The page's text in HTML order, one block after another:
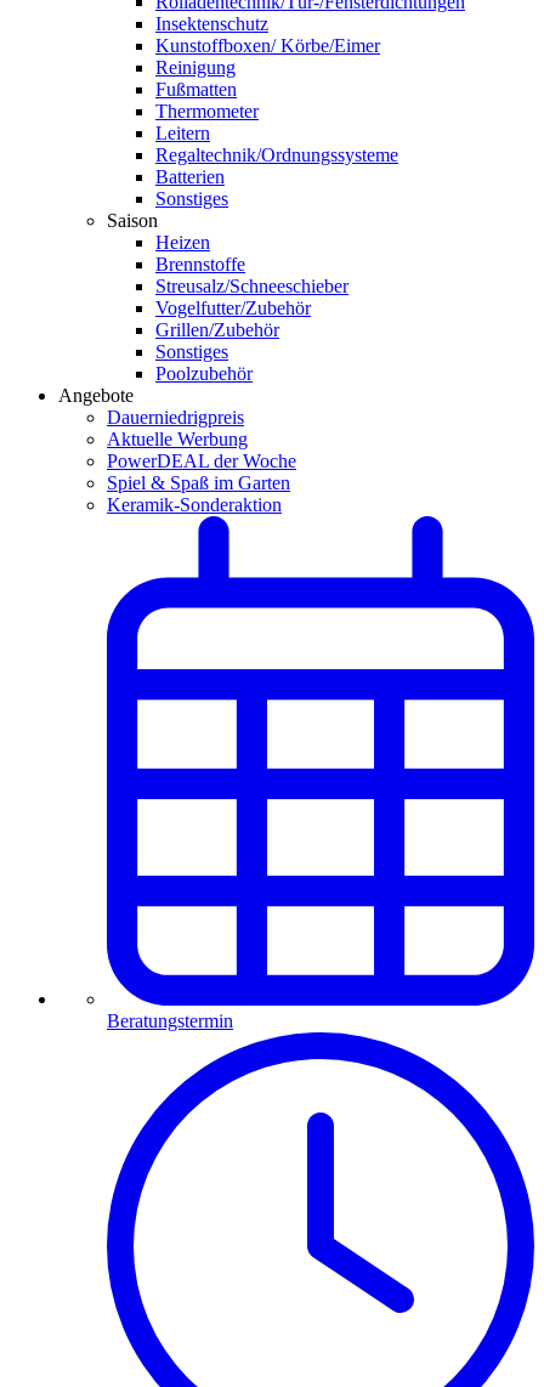
Insektenschutz
Kunstoffboxen/ Körbe/Eimer
Reinigung
Fußmatten
Thermometer
Leitern
Regaltechnik/Ordnungssysteme
Batterien
Sonstiges
Saison
Heizen
Brennstoffe
Streusalz/Schneeschieber
Vogelfutter/Zubehör
Grillen/Zubehör
Sonstiges
Poolzubehör
Angebote
Dauerniedrigpreis
Aktuelle Werbung
PowerDEAL der Woche
Spiel & Spaß im Garten
Keramik-Sonderaktion
Beratungstermin